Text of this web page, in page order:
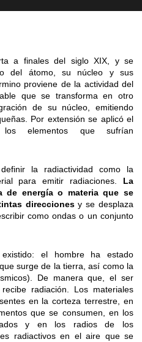
a finales del siglo XIX, y se
del átomo, su núcleo y sus
proviene de la actividad del
que se transforma en otro
de su núcleo, emitiendo
Por extensión se aplicó el
elementos que sufrían
la radiactividad como la
para emitir radiaciones. La
de energía o materia que se
direcciones y se desplaza
como ondas o un conjunto
el hombre ha estado
surge de la tierra, así como la
De manera que, el ser
radiación. Los materiales
en la corteza terrestre, en
que se consumen, en los
y en los radios de los
radiactivos en el aire que se